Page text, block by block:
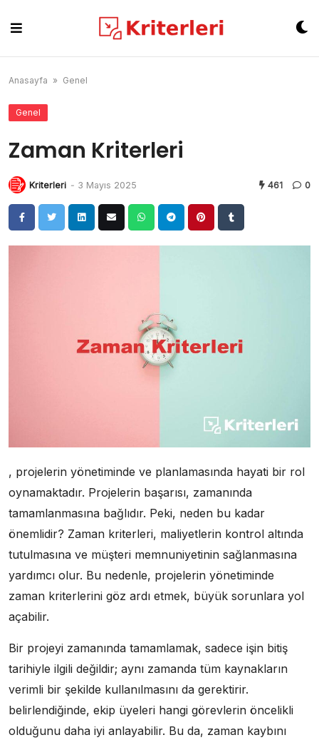
content
Anasayfa » Genel
Genel
Zaman Kriterleri
Kriterleri - 3 Mayıs 2025 461 0
, projelerin yönetiminde ve planlamasında hayati bir rol
oynamaktadır. Projelerin başarısı, zamanında
tamamlanmasına bağlıdır. Peki, neden bu kadar
önemlidir? Zaman kriterleri, maliyetlerin kontrol altında
tutulmasına ve müşteri memnuniyetinin sağlanmasına
yardımcı olur. Bu nedenle, projelerin yönetiminde
zaman kriterlerini göz ardı etmek, büyük sorunlara yol
açabilir.
Bir projeyi zamanında tamamlamak, sadece işin bitiş
tarihiyle ilgili değildir; aynı zamanda tüm kaynakların
verimli bir şekilde kullanılmasını da gerektirir.
belirlendiğinde, ekip üyeleri hangi görevlerin öncelikli
olduğunu daha iyi anlayabilir. Bu da, zaman kaybını